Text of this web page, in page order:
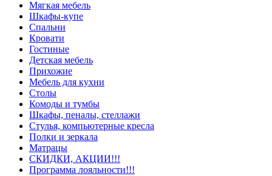
Мягкая мебель
Шкафы-купе
Спальни
Кровати
Гостиные
Детская мебель
Прихожие
Мебель для кухни
Столы
Комоды и тумбы
Шкафы, пеналы, стеллажи
Стулья, компьютерные кресла
Полки и зеркала
Матрацы
СКИДКИ, АКЦИИ!!!
Программа лояльности!!!